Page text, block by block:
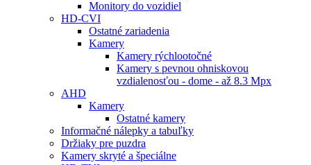
Monitory do vozidiel
HD-CVI
Ostatné zariadenia
Kamery
Kamery rýchlootočné
Kamery s pevnou ohniskovou
vzdialenosťou - dome - až 8.3 Mpx
AHD
Kamery
Ostatné kamery
Informačné nálepky a tabuľky
Držiaky pre puzdra
Kamery skryté a špeciálne